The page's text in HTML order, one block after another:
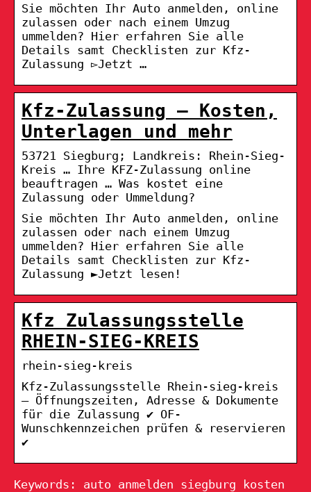
Sie möchten Ihr Auto anmelden, online
zulassen oder nach einem Umzug
ummelden? Hier erfahren Sie alle
Details samt Checklisten zur Kfz-
Zulassung ▻Jetzt …
Kfz-Zulassung – Kosten,
Unterlagen und mehr
53721 Siegburg; Landkreis: Rhein-Sieg-
Kreis … Ihre KFZ-Zulassung online
beauftragen … Was kostet eine
Zulassung oder Ummeldung?
Sie möchten Ihr Auto anmelden, online
zulassen oder nach einem Umzug
ummelden? Hier erfahren Sie alle
Details samt Checklisten zur Kfz-
Zulassung ►Jetzt lesen!
Kfz Zulassungsstelle
RHEIN-SIEG-KREIS
rhein-sieg-kreis
Kfz-Zulassungsstelle Rhein-sieg-kreis
– Öffnungszeiten, Adresse & Dokumente
für die Zulassung ✔ OF-
Wunschkennzeichen prüfen & reservieren
✔
Keywords: auto anmelden siegburg kosten